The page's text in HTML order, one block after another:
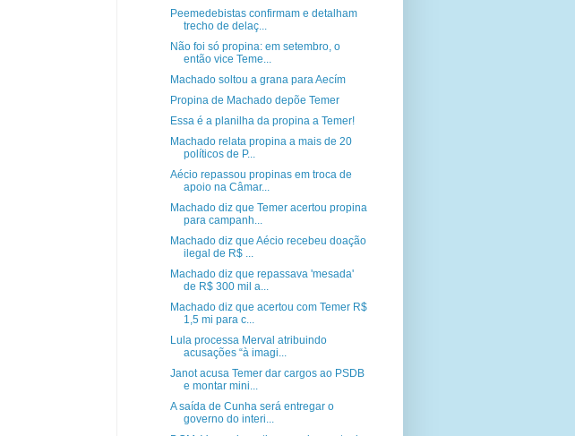
Peemedebistas confirmam e detalham
trecho de delaç...
Não foi só propina: em setembro, o
então vice Teme...
Machado soltou a grana para Aecím
Propina de Machado depõe Temer
Essa é a planilha da propina a Temer!
Machado relata propina a mais de 20
políticos de P...
Aécio repassou propinas em troca de
apoio na Câmar...
Machado diz que Temer acertou propina
para campanh...
Machado diz que Aécio recebeu doação
ilegal de R$ ...
Machado diz que repassava 'mesada'
de R$ 300 mil a...
Machado diz que acertou com Temer R$
1,5 mi para c...
Lula processa Merval atribuindo
acusações “à imagi...
Janot acusa Temer dar cargos ao PSDB
e montar mini...
A saída de Cunha será entregar o
governo do interi...